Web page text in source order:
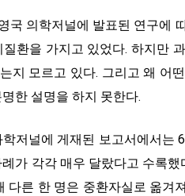
국 의학저널에 발표된 연구에
환을 가지고 있었다. 하지만
지 모르고 있다. 그리고 왜 어
한 설명을 하지 못한다.
저널에 게재된 보고서에서는
가 각각 매우 달랐다고 수록
다른 한 명은 중환자실로 옮겨